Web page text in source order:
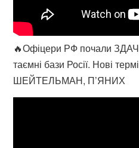
🔥Офіцери РФ почали
таємні бази Росії. Нові
ШЕЙТЕЛЬМАН, П’ЯНИХ